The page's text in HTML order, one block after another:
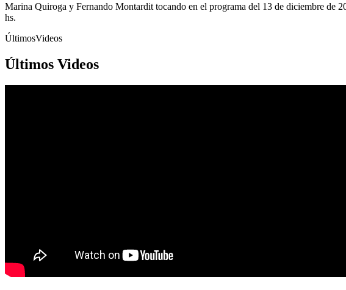
Marina Quiroga y Fernando Montardit tocando en el programa del 13 de diciembre
hs.
ÚltimosVideos
Últimos Videos